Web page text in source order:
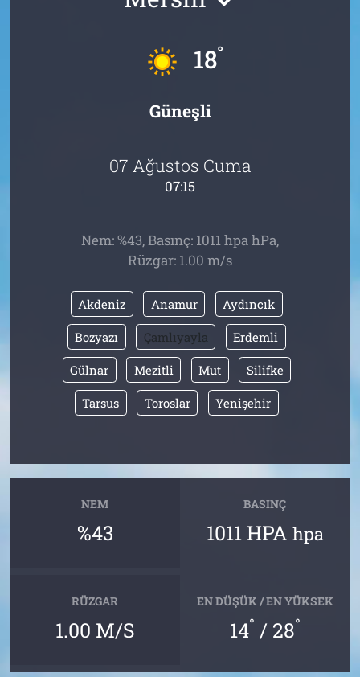
18°
Güneşli
07 Ağustos Cuma
07:15
Nem: %43, Basınç: 1011 hpa hPa,
Rüzgar: 1.00 m/s
Akdeniz Anamur Aydıncık
Bozyazı Çamlıyayla Erdemli
Gülnar Mezitli Mut Silifke
Tarsus Toroslar Yenişehir
NEM
%43
BASINÇ
1011 HPA hpa
RÜZGAR
1.00 M/S
EN DÜŞÜK / EN YÜKSEK
14° / 28°